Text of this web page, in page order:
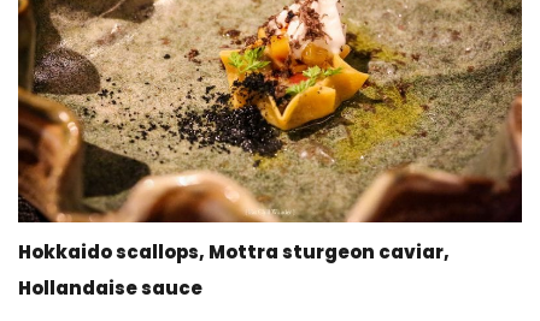
Hokkaido scallops, Mottra sturgeon caviar,
Hollandaise sauce